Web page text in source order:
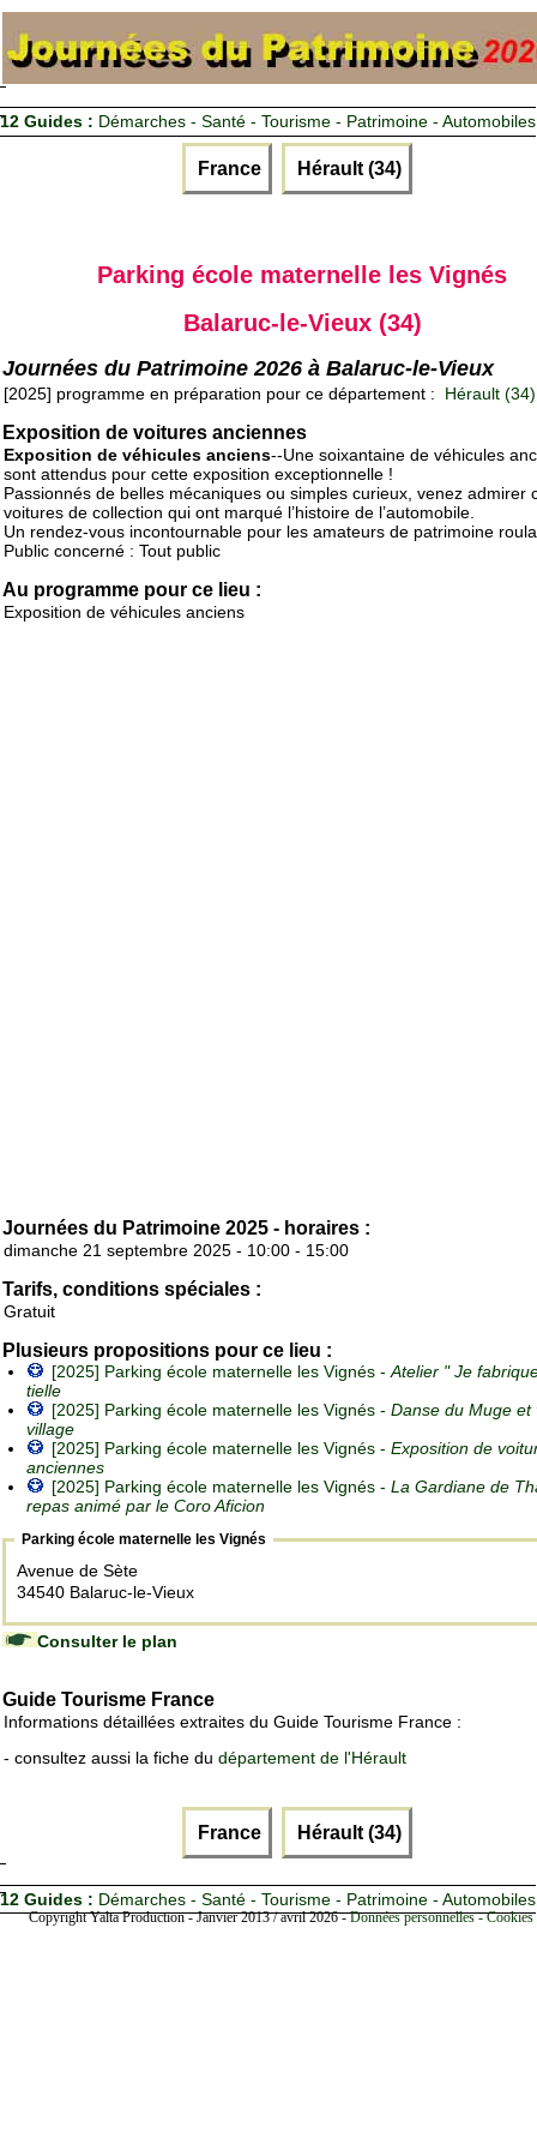
12 Guides : Démarches - Santé - Tourisme - Patrimoine - Automobiles
France Hérault (34)
Parking école maternelle les Vignés
Balaruc-le-Vieux (34)
Journées du Patrimoine 2026 à Balaruc-le-Vieux
[2025] programme en préparation pour ce département : Hérault (34)
Exposition de voitures anciennes
Exposition de véhicules anciens--Une soixantaine de véhicules
sont attendus pour cette exposition exceptionnelle !
Passionnés de belles mécaniques ou simples curieux, venez admirer
voitures de collection qui ont marqué l’histoire de l’automobile.
Un rendez-vous incontournable pour les amateurs de patrimoine
Public concerné : Tout public
Au programme pour ce lieu :
Exposition de véhicules anciens
Journées du Patrimoine 2025 - horaires :
dimanche 21 septembre 2025 - 10:00 - 15:00
Tarifs, conditions spéciales :
Gratuit
Plusieurs propositions pour ce lieu :
[2025] Parking école maternelle les Vignés -Atelier " Je
tielle
[2025] Parking école maternelle les Vignés - Danse du Muge et
village
[2025] Parking école maternelle les Vignés - Exposition de
anciennes
[2025] Parking école maternelle les Vignés - La Gardiane de
repas animé par le Coro Aficion
Parking école maternelle les Vignés
Avenue de Sète
34540 Balaruc-le-Vieux
Consulter le plan
Guide Tourisme France
Informations détaillées extraites du Guide Tourisme France :
- consultez aussi la fiche du département de l'Hérault
France Hérault (34)
12 Guides : Démarches - Santé - Tourisme - Patrimoine - Automobiles
Copyright Yalta Production - Janvier 2013 / avril 2026 -Données personnelles -